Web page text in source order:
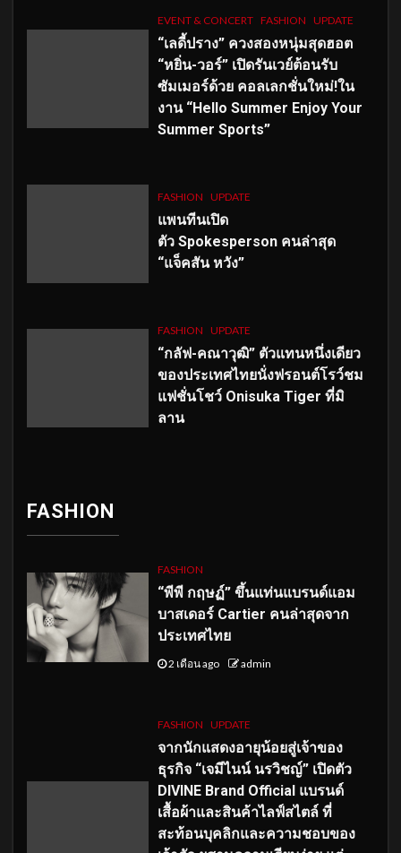
EVENT & CONCERT FASHION UPDATE
“เลดี้ปราง” ควงสองหนุ่มสุดฮอต
“หยิ่น-วอร์” เปิดรันเวย์ต้อนรับ
ซัมเมอร์ด้วย คอลเลกชั่นใหม่!ใน
งาน “Hello Summer Enjoy Your
Summer Sports”
FASHION UPDATE
แพนทีนเปิด
ตัว Spokesperson คนล่าสุด
“แจ็คสัน หวัง”
FASHION UPDATE
“กลัฟ-คณาวุฒิ” ตัวแทนหนึ่งเดียว
ของประเทศไทยนั่งฟรอนต์โรว์ชม
แฟชั่นโชว์ Onisuka Tiger ที่มิ
ลาน
FASHION
FASHION
“พีพี กฤษฏ์” ขึ้นแท่นแบรนด์แอม
บาสเดอร์ Cartier คนล่าสุดจาก
ประเทศไทย
2 เดือน ago admin
FASHION UPDATE
จากนักแสดงอายุน้อยสู่เจ้าของ
ธุรกิจ “เจมีไนน์ นรวิชญ์” เปิดตัว
DIVINE Brand Official แบรนด์
เสื้อผ้าและสินค้าไลฟ์สไตล์ ที่
สะท้อนบุคลิกและความชอบของ